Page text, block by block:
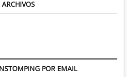
ARCHIVOS
POR EMAIL